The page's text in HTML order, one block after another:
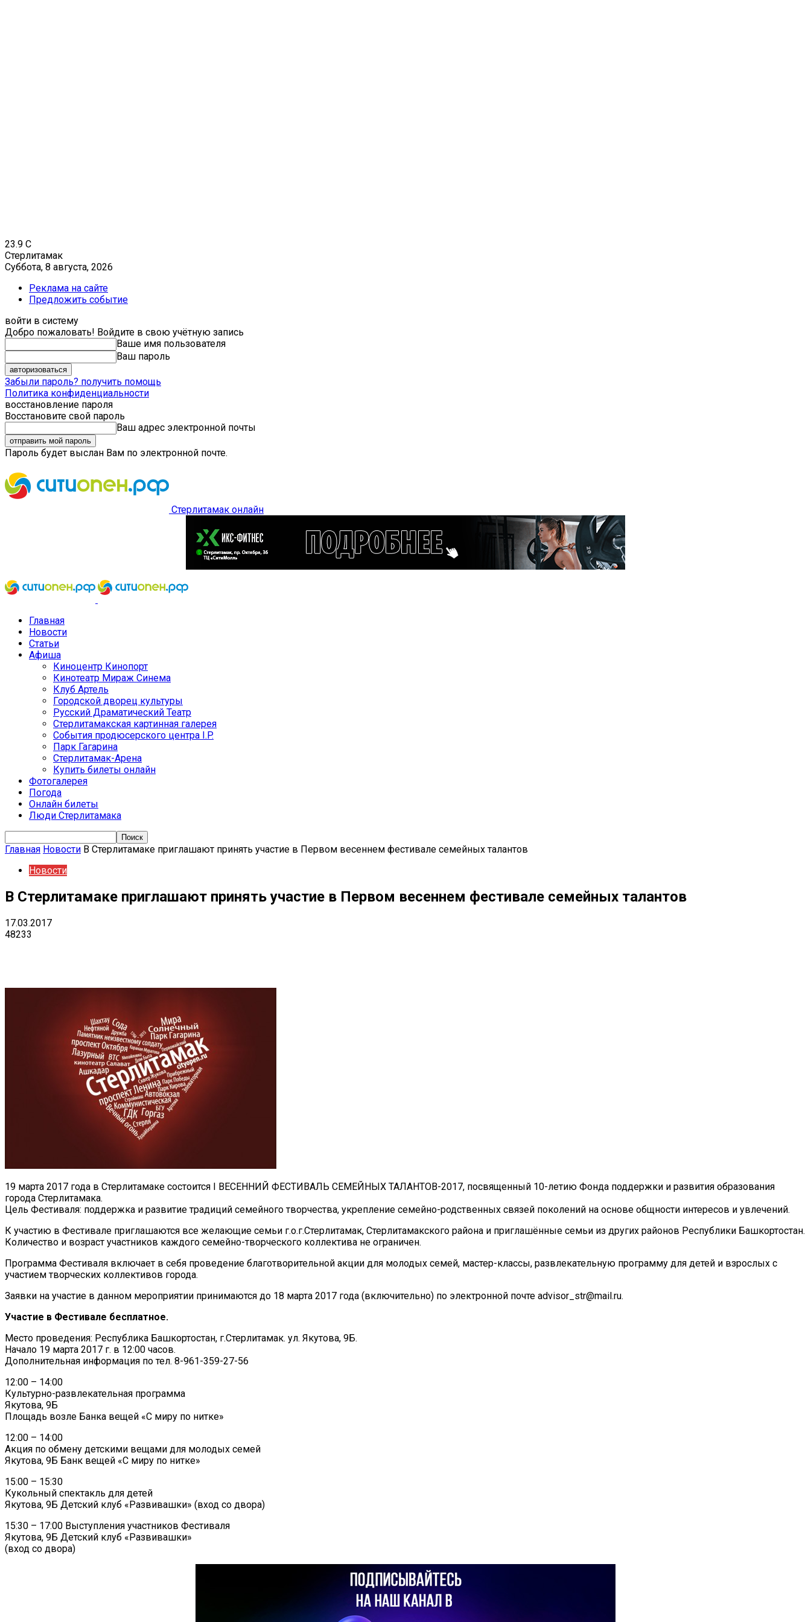
23.9 C
Стерлитамак
Суббота, 8 августа, 2026
Реклама на сайте
Предложить событие
войти в систему
Добро пожаловать! Войдите в свою учётную запись
Ваше имя пользователя
Ваш пароль
Забыли пароль? получить помощь
Политика конфиденциальности
восстановление пароля
Восстановите свой пароль
Ваш адрес электронной почты
Пароль будет выслан Вам по электронной почте.
Стерлитамак онлайн
Главная
Новости
Статьи
Афиша
Киноцентр Кинопорт
Кинотеатр Мираж Синема
Клуб Артель
Городской дворец культуры
Русский Драматический Театр
Стерлитамакская картинная галерея
События продюсерского центра I.P.
Парк Гагарина
Стерлитамак-Арена
Купить билеты онлайн
Фотогалерея
Погода
Онлайн билеты
Люди Стерлитамака
Главная Новости В Стерлитамаке приглашают принять участие в Первом весеннем фестивале семейных талантов
Новости
В Стерлитамаке приглашают принять участие в Первом весеннем фестивале семейных талантов
17.03.2017
48233
19 марта 2017 года в Стерлитамаке состоится I ВЕСЕННИЙ ФЕСТИВАЛЬ СЕМЕЙНЫХ ТАЛАНТОВ-2017, посвященный 10-летию Фонда поддержки и развития образования
города Стерлитамака.
Цель Фестиваля: поддержка и развитие традиций семейного творчества, укрепление семейно-родственных связей поколений на основе общности интересов и увлечений.
К участию в Фестивале приглашаются все желающие семьи г.о.г.Стерлитамак, Стерлитамакского района и приглашённые семьи из других районов Республики Башкортостан.
Количество и возраст участников каждого семейно-творческого коллектива не ограничен.
Программа Фестиваля включает в себя проведение благотворительной акции для молодых семей, мастер-классы, развлекательную программу для детей и взрослых с
участием творческих коллективов города.
Заявки на участие в данном мероприятии принимаются до 18 марта 2017 года (включительно) по электронной почте advisor_str@mail.ru.
Участие в Фестивале бесплатное.
Место проведения: Республика Башкортостан, г.Стерлитамак. ул. Якутова, 9Б.
Начало 19 марта 2017 г. в 12:00 часов.
Дополнительная информация по тел. 8-961-359-27-56
12:00 – 14:00
Культурно-развлекательная программа
Якутова, 9Б
Площадь возле Банка вещей «С миру по нитке»
12:00 – 14:00
Акция по обмену детскими вещами для молодых семей
Якутова, 9Б Банк вещей «С миру по нитке»
15:00 – 15:30
Кукольный спектакль для детей
Якутова, 9Б Детский клуб «Развивашки» (вход со двора)
15:30 – 17:00 Выступления участников Фестиваля
Якутова, 9Б Детский клуб «Развивашки»
(вход со двора)